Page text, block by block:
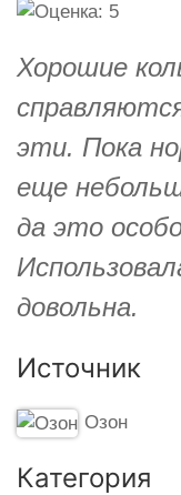
Хорошие
эти. Пока
еще
да это
довольна.
Источник
Озон
Категория